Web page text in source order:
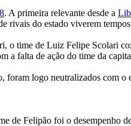
. A primeira relevante desde a
rivais do estado viverem
o time de Luiz Felipe Scolari
a falta de ação do time da
logo neutralizados com
de Felipão foi o desempenho